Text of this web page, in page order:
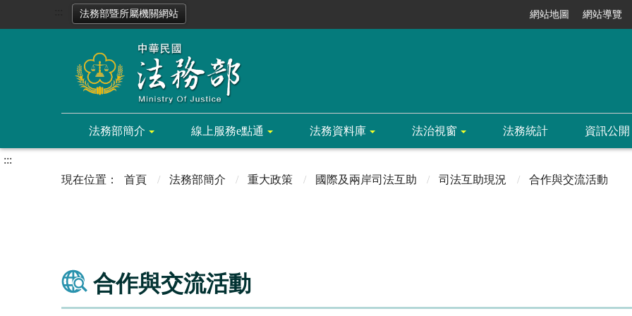
法務部暨所屬機關網站 網站地圖 網站導覽
法務部簡介 線上服務e點通 法務資料庫 法治視窗 法務統計 資訊公開
:::
首頁
法務部簡介 重大政策 國際及兩岸司法互助 司法互助現況 合作與交流活動
合作與交流活動